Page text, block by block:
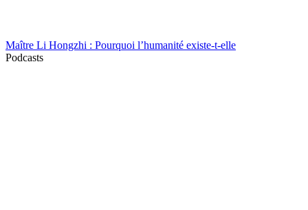
Maître Li Hongzhi : Pourquoi l’humanité existe-t-elle
Podcasts